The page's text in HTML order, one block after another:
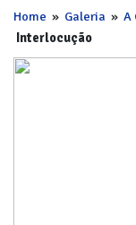
Home » Galeria » A
Interlocução